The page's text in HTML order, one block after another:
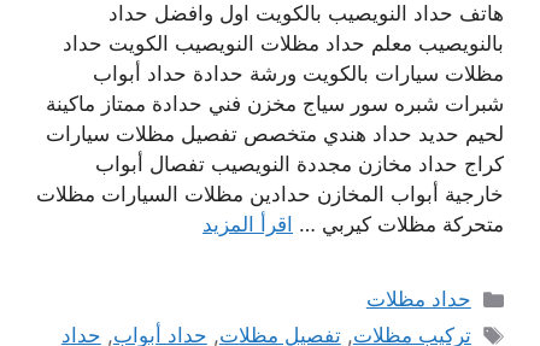
هاتف حداد النويصيب بالكويت اول وافضل حداد
بالنويصيب معلم حداد مظلات النويصيب الكويت حداد
مظلات سيارات بالكويت ورشة حدادة حداد أبواب
شبرات شبره سور سياج مخزن فني حدادة ممتاز ماكينة
لحيم حديد حداد هندي متخصص تفصيل مظلات سيارات
كراج حداد مخازن مجددة النويصيب تفصال أبواب
خارجية أبواب المخازن حدادين مظلات السيارات مظلات
متحركة مظلات كيربي … اقرأ المزيد
التصنيفات
حداد مظلات
الوسوم
تركيب مظلات,تفصيل مظلات, حداد أبواب, حداد